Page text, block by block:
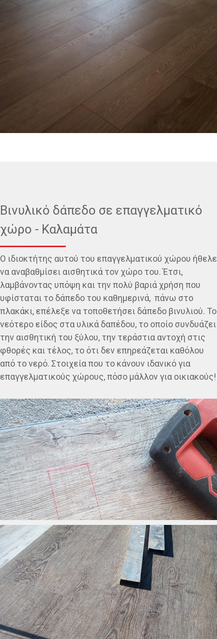
Βινυλικό δάπεδο σε επαγγελματικό
χώρο - Καλαμάτα
Ο ιδιοκτήτης αυτού του επαγγελματικού χώρου ήθελε
να αναβαθμίσει αισθητικά τον χώρο του. Έτσι,
λαμβάνοντας υπόψη και την πολύ βαριά χρήση που
υφίσταται το δάπεδο του καθημερινά, πάνω στο
πλακάκι, επέλεξε να τοποθετήσει δάπεδο βινυλιού. Το
νεότερο είδος στα υλικά δαπέδου, το οποίο συνδυάζει
την αισθητική του ξύλου, την τεράστια αντοχή στις
φθορές και τέλος, το ότι δεν επηρεάζεται καθόλου
από το νερό. Στοιχεία που το κάνουν ιδανικό για
επαγγελματικούς χώρους, πόσο μάλλον για οικιακούς!